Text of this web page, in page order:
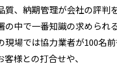
質、納期管理が会社の評判
の中で一番知識の求められ
現場では協力業者が100名
客様との打合せや、